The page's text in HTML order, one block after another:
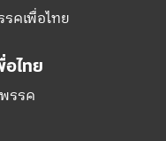
คเพื่อไทย
ไทย
รรค